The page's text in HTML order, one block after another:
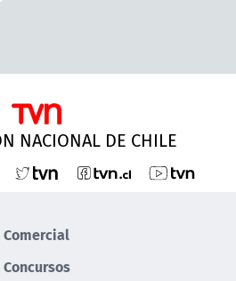
NACIONAL DE CHILE
Comercial
Concursos